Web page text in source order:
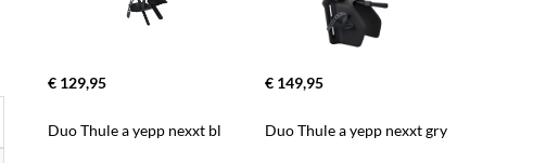
€ 129,95 € 149,95
Duo Thule a yepp nexxt bl Duo Thule a yepp nexxt gry